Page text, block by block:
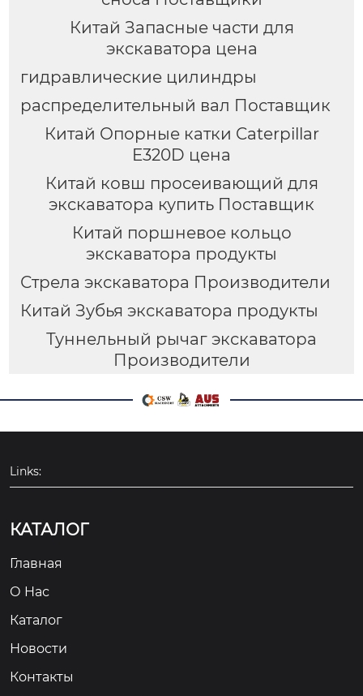
Китай Запасные части для
экскаватора цена
гидравлические цилиндры
распределительный вал Поставщик
Китай Опорные катки Caterpillar
E320D цена
Китай ковш просеивающий для
экскаватора купить Поставщик
Китай поршневое кольцо
экскаватора продукты
Стрела экскаватора Производители
Китай Зубья экскаватора продукты
Туннельный рычаг экскаватора
Производители
Links:
КАТАЛОГ
Главная
О Hас
Каталог
Новости
Контакты